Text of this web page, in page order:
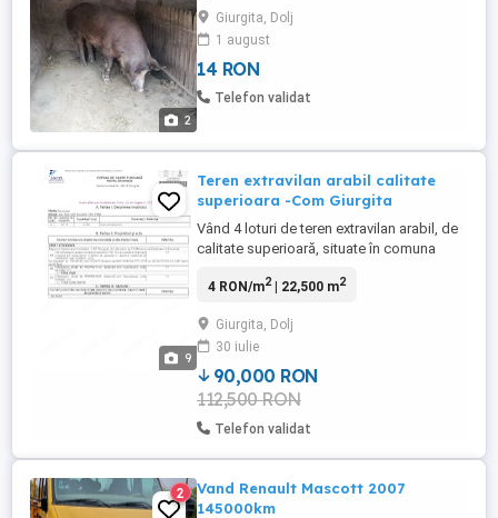
2
Giurgita, Dolj
1 august
14 RON
Telefon validat
9
Teren extravilan arabil calitate
superioara -Com Giurgita
Vând 4 loturi de teren extravilan arabil, de
calitate superioară, situate în comuna
de 22.500 mp (2,25 ha), împărțite astfel:
4.000 mp Lot 4: 4.000 mp Terenurile au
cadastru și intabulare realizate. Se pot
vinde atât ...
4 RON/m2| 22,500 m2
Giurgita, Dolj
30 iulie
90,000 RON
112,500 RON
Telefon validat
2
Vand Renault Mascott 2007
145000km